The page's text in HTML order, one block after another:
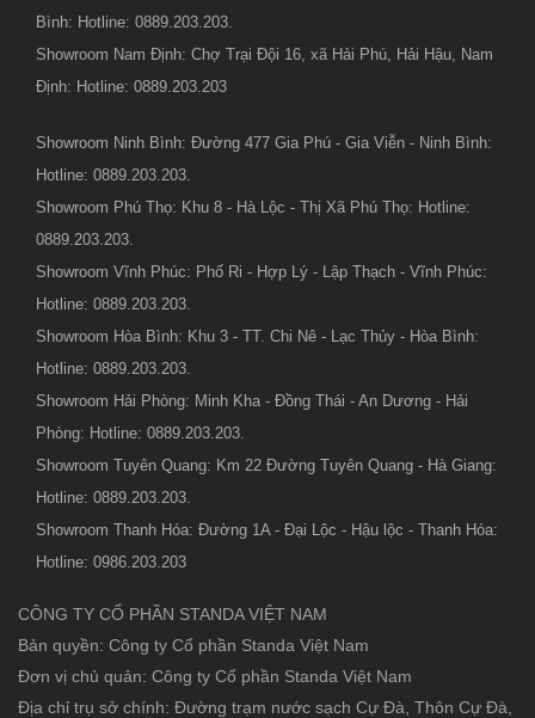
Bình: Hotline: 0889.203.203.
Showroom Nam Định: Chợ Trại Đội 16, xã Hải Phú, Hải Hậu, Nam
Định: Hotline: 0889.203.203
Showroom Ninh Bình: Đường 477 Gia Phú - Gia Viễn - Ninh Bình:
Hotline: 0889.203.203.
Showroom Phú Thọ: Khu 8 - Hà Lộc - Thị Xã Phú Thọ: Hotline:
0889.203.203.
Showroom Vĩnh Phúc: Phố Ri - Hợp Lý - Lập Thạch - Vĩnh Phúc:
Hotline: 0889.203.203.
Showroom Hòa Bình: Khu 3 - TT. Chi Nê - Lạc Thủy - Hòa Bình:
Hotline: 0889.203.203.
Showroom Hải Phòng: Minh Kha - Đồng Thái - An Dương - Hải
Phòng: Hotline: 0889.203.203.
Showroom Tuyên Quang: Km 22 Đường Tuyên Quang - Hà Giang:
Hotline: 0889.203.203.
Showroom Thanh Hóa: Đường 1A - Đại Lộc - Hậu lộc - Thanh Hóa:
Hotline: 0986.203.203
CÔNG TY CỔ PHẦN STANDA VIỆT NAM
Bản quyền: Công ty Cổ phần Standa Việt Nam
Đơn vị chủ quản: Công ty Cổ phần Standa Việt Nam
Địa chỉ trụ sở chính: Đường trạm nước sạch Cự Đà, Thôn Cự Đà,